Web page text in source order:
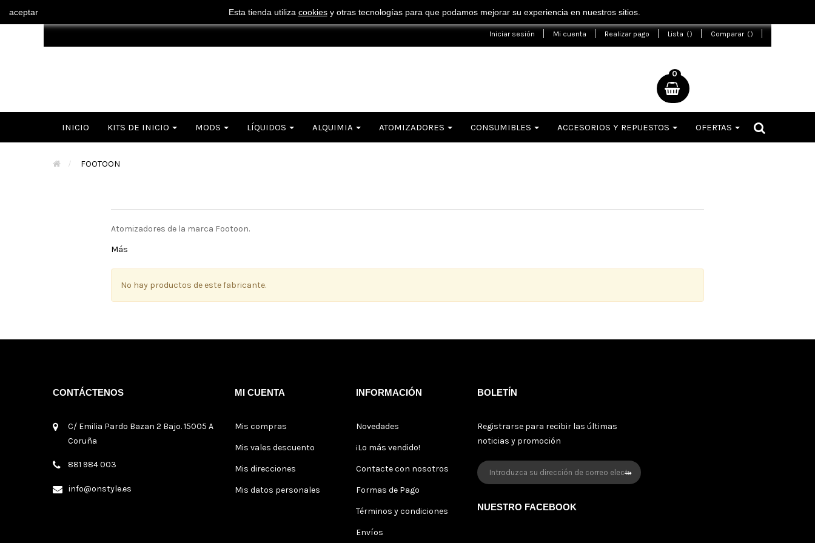
¡ Consigue tu envío gratuito por compras superiores a 50€ !
Iniciar sesión Mi cuenta Realizar pago Lista Comparar
0
INICIO KITS DE INICIO MODS LÍQUIDOS ALQUIMIA ATOMIZADORES CONSUMIBLES ACCESORIOS Y REPUESTOS OFERTAS
> FOOTOON
Atomizadores de la marca Footoon.
Más
No hay productos de este fabricante.
CONTÁCTENOS
C/ Emilia Pardo Bazan 2 Bajo. 15005 A
Coruña
881 984 003
info@onstyle.es
MI CUENTA
Mis compras
Mis vales descuento
Mis direcciones
Mis datos personales
INFORMACIÓN
Novedades
¡Lo más vendido!
Contacte con nosotros
Formas de Pago
Términos y condiciones
Envíos
BOLETÍN
Registrarse para recibir las últimas
noticias y promoción
NUESTRO FACEBOOK
aceptar Esta tienda utiliza cookiesy otras tecnologías para que podamos mejorar su experiencia en nuestros sitios.